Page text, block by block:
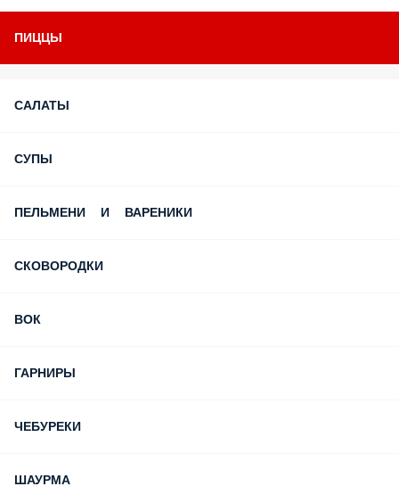
ПИЦЦЫ
САЛАТЫ
СУПЫ
ПЕЛЬМЕНИ И ВАРЕНИКИ
СКОВОРОДКИ
ВОК
ГАРНИРЫ
ЧЕБУРЕКИ
ШАУРМА